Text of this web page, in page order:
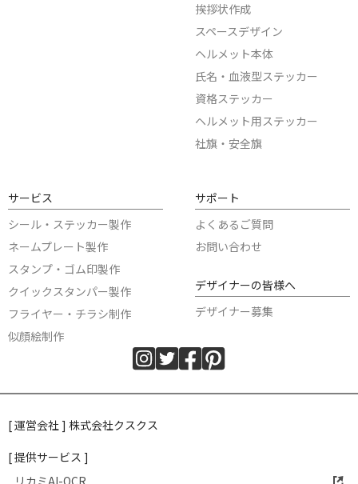
挨拶状作成
スペースデザイン
ヘルメット本体
氏名・血液型ステッカー
資格ステッカー
ヘルメット用ステッカー
社旗・安全旗
サービス
シール・ステッカー製作
ネームプレート製作
スタンプ・ゴム印製作
クイックスタンパー製作
フライヤー・チラシ制作
似顔絵制作
サポート
よくあるご質問
お問い合わせ
デザイナーの皆様へ
デザイナー募集
[ 運営会社 ] 株式会社クスクス
[ 提供サービス ]